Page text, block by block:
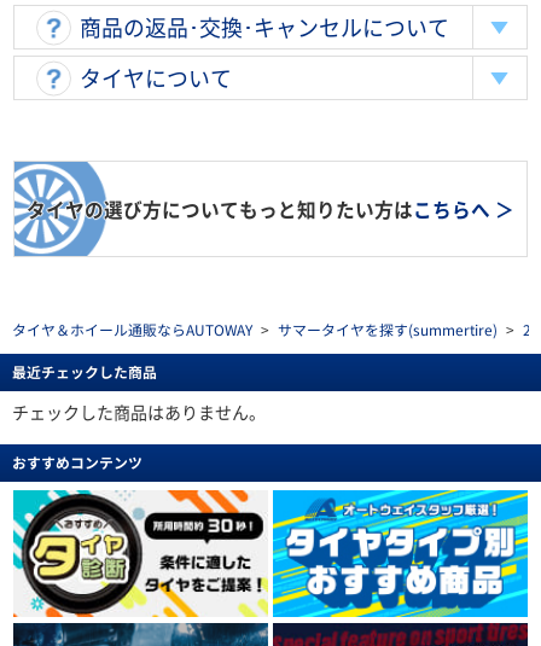
商品の返品･交換･キャンセルについて
タイヤについて
タイヤの選び方についてもっと知りたい方はこちらへ ＞
タイヤ＆ホイール通販ならAUTOWAY > サマータイヤを探す(summertire) >
最近チェックした商品
チェックした商品はありません。
おすすめコンテンツ